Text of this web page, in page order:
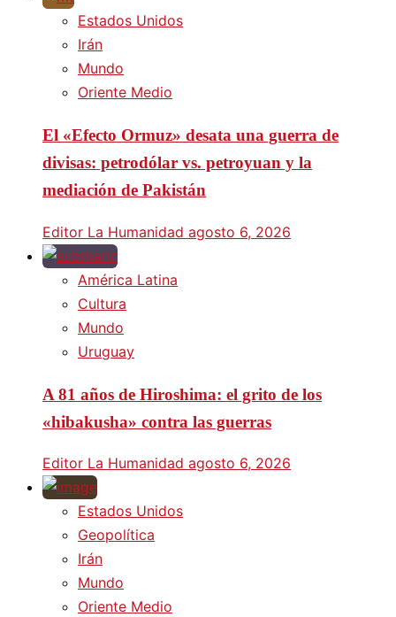
Estados Unidos
Irán
Mundo
Oriente Medio
El «Efecto Ormuz» desata una guerra de
divisas: petrodólar vs. petroyuan y la
mediación de Pakistán
Editor La Humanidad agosto 6, 2026
América Latina
Cultura
Mundo
Uruguay
A 81 años de Hiroshima: el grito de los
«hibakusha» contra las guerras
Editor La Humanidad agosto 6, 2026
Estados Unidos
Geopolítica
Irán
Mundo
Oriente Medio